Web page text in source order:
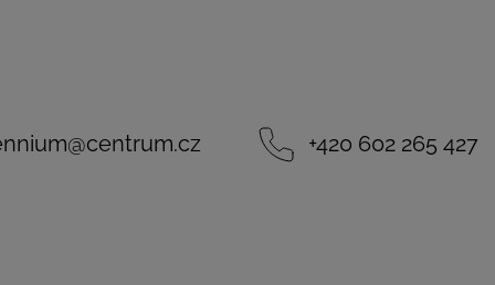
@centrum.cz +420 602 265 427